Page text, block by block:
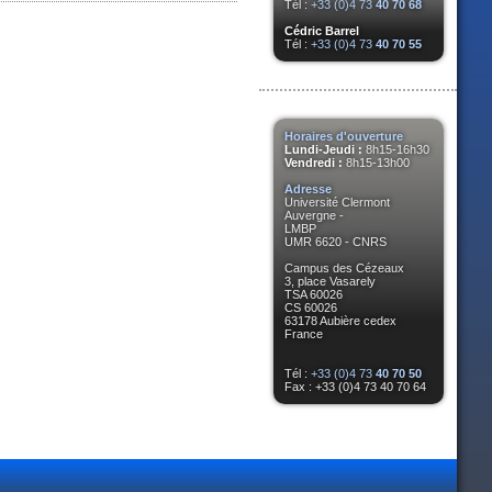
Tél : +33 (0)4 73 40 70 68
Cédric Barrel
Tél : +33 (0)4 73 40 70 55
Horaires d'ouverture
Lundi-Jeudi : 8h15-16h30
Vendredi : 8h15-13h00
Adresse
Université Clermont
Auvergne -
LMBP
UMR 6620 - CNRS
Campus des Cézeaux
3, place Vasarely
TSA 60026
CS 60026
63178 Aubière cedex
France
Tél : +33 (0)4 73 40 70 50
Fax : +33 (0)4 73 40 70 64